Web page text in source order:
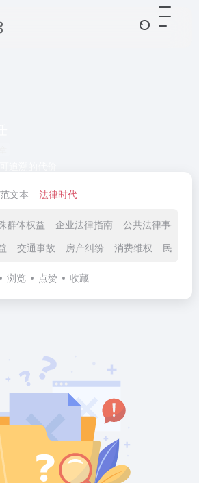
文本 法律时代
群体权益 企业法律指南 公共法律事务
交通事故 房产纠纷 消费维权 民间借
浏览 点赞 收藏